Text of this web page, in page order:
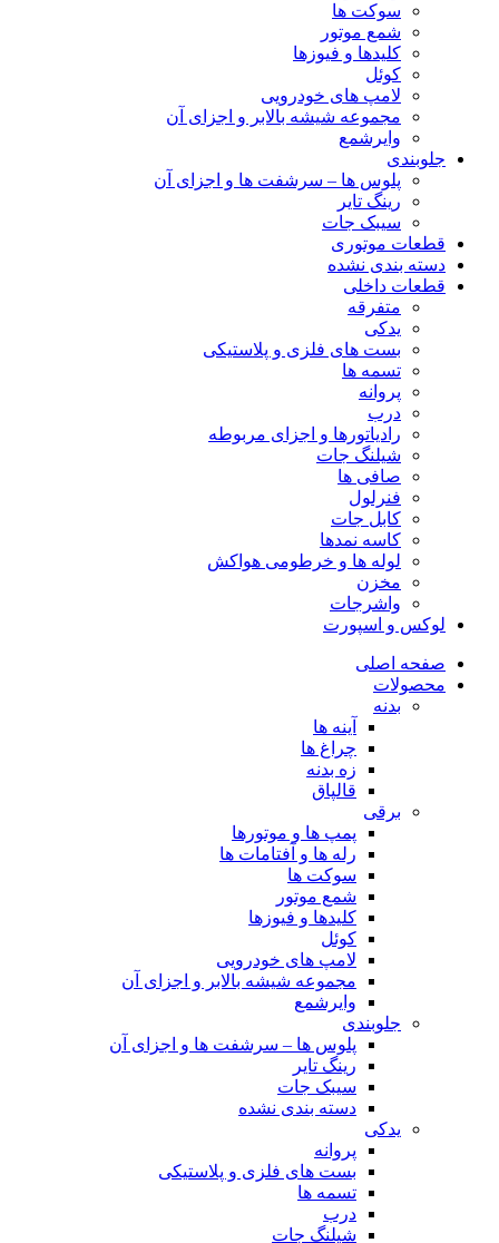
سوکت ها
شمع موتور
کلیدها و فیوزها
کوئل
لامپ های خودرویی
مجموعه شیشه بالابر و اجزای آن
وایرشمع
جلوبندی
پلوس ها – سرشفت ها و اجزای آن
رینگ تایر
سیبک جات
قطعات موتوری
دسته بندی نشده
قطعات داخلی
متفرقه
یدکی
بست های فلزی و پلاستیکی
تسمه ها
پروانه
درب
رادیاتورها و اجزای مربوطه
شیلنگ جات
صافی ها
فنرلول
کابل جات
کاسه نمدها
لوله ها و خرطومی هواکش
مخزن
واشرجات
لوکس و اسپورت
صفحه اصلی
محصولات
بدنه
آینه ها
چراغ ها
زه بدنه
قالپاق
برقی
پمپ ها و موتورها
رله ها و آفتامات ها
سوکت ها
شمع موتور
کلیدها و فیوزها
کوئل
لامپ های خودرویی
مجموعه شیشه بالابر و اجزای آن
وایرشمع
جلوبندی
پلوس ها – سرشفت ها و اجزای آن
رینگ تایر
سیبک جات
دسته بندی نشده
یدکی
پروانه
بست های فلزی و پلاستیکی
تسمه ها
درب
شیلنگ جات